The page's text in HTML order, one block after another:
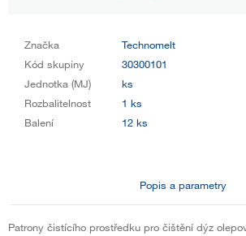
Značka
Technomelt
Kód skupiny
30300101
Jednotka (MJ)
ks
Rozbalitelnost
1 ks
Balení
12 ks
Popis a parametry
Patrony čistícího prostředku pro čištění dýz